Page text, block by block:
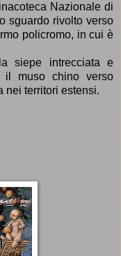
Nazionale di
sguardo rivolto verso
policromo, in cui è
siepe intrecciata e
il muso chino verso
nei territori estensi.